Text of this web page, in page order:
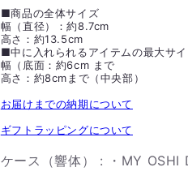
■商品の全体サイズ
幅（直径）：約8.7cm
高さ：約13.5cm
■中に入れられるアイテムの最大サ
幅（底面：約6cm まで
高さ：約8cmまで（中央部）
お届けまでの納期について
ギフトラッピングについて
ケース（響体） : ・MY OSHI